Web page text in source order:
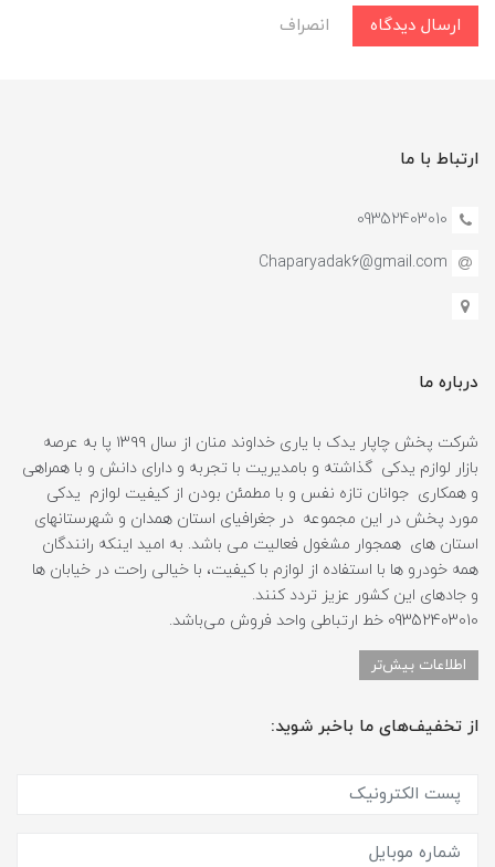
ارسال دیدگاه انصراف
ارتباط با ما
09352403010
Chaparyadak6@gmail.com
درباره ما
شرکت پخش چاپار یدک با یاری خداوند منان از سال ۱۳۹۹ پا به عرصه
بازار لوازم یدکی گذاشته و بامدیریت با تجربه و دارای دانش و با همراهی
و همکاری جوانان تازه نفس و با مطمئن بودن از کیفیت لوازم یدکی
مورد پخش در این مجموعه در جغرافیای استان همدان و شهرستانهای
استان های همجوار مشغول فعالیت می باشد. به امید اینکه رانندگان
همه خودرو ها با استفاده از لوازم با کیفیت، با خیالی راحت در خیابان ها
و جادهای این کشور عزیز تردد کنند.
09352403010 خط ارتباطی واحد فروش می‌باشد.
اطلاعات بیش‌تر
از تخفیف‌های ما باخبر شوید: